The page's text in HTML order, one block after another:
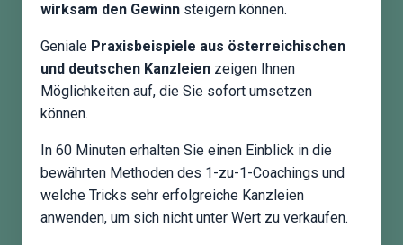
wirksam den Gewinn steigern können.
Geniale Praxisbeispiele aus österreichischen
und deutschen Kanzleien zeigen Ihnen
Möglichkeiten auf, die Sie sofort umsetzen
können.
In 60 Minuten erhalten Sie einen Einblick in die
bewährten Methoden des 1-zu-1-Coachings und
welche Tricks sehr erfolgreiche Kanzleien
anwenden, um sich nicht unter Wert zu verkaufen.